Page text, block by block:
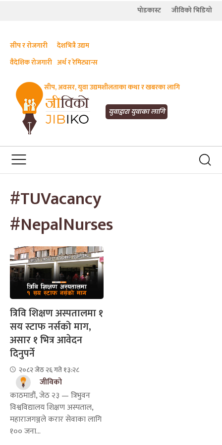
पोडकास्ट जीविको भिडियो
युवाद्वारा युवाका लागि
JIBIKO.COM
तपाईंको जीविकाको साथी
सीप, अवसर, युवा उद्यमशीलताका कथा र खबरका लागि
सीप र रोजगारी
देशभित्रै उद्यम
वैदेशिक रोजगारी अर्थ र रेमिट्यान्स
#TUVacancy
#NepalNurses
त्रिवि शिक्षण अस्पतालमा १
सय स्टाफ नर्सको माग,
असार १ भित्र आवेदन
दिनुपर्ने
२०८२ जेठ २६ गते १३:२८
जीविको
काठमाडौं, जेठ २३ — त्रिभुवन
विश्वविद्यालय शिक्षण अस्पताल,
महाराजगञ्जले करार सेवाका लागि
१०० जना...